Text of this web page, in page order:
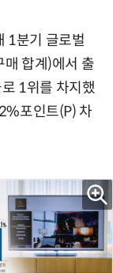
1분기 글로벌
매 합계)에서 출
1위를 차지했
포인트(P) 차